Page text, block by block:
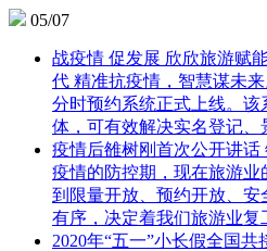
05/07
战疫情 促发展 欣欣旅游赋
代 精准抗疫情，智慧谋未
分时预约系统正式上线。该
体，可有效解决实名登记、
疫情后雒树刚首次公开讲话
疫情的防控期，现在旅游
到限量开放、预约开放、
有序，决定着我们旅游业复
2020年“五一”小长假全国共